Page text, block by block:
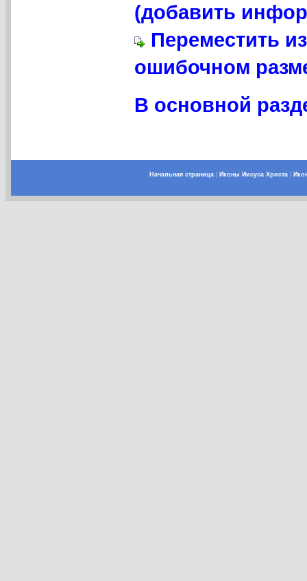
(добавить
Переместить
ошибочном
В основной
Начальная страница| Иконы Иисуса Христа|